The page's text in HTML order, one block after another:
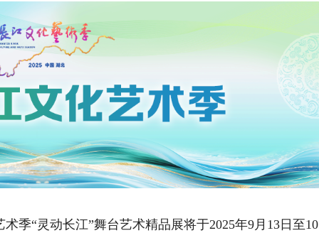
“灵动长江”舞台艺术精品展将于2025年9月13日至10